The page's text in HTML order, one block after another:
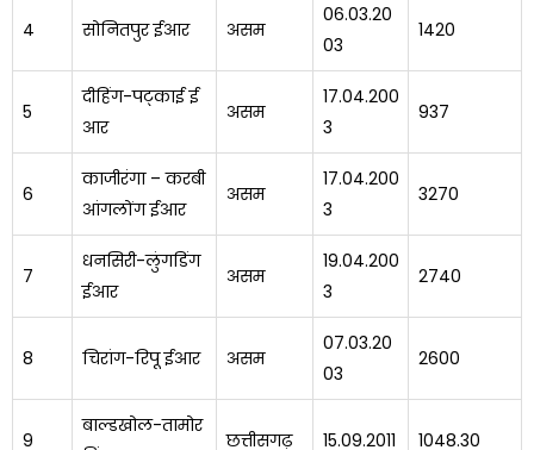
4 सोनितपुर ईआर असम
06.03.20
03
1420
5
दीहिंग-पट्काई ई
आर
असम
17.04.200
3
937
6
काजीरंगा – करबी
आंगलोंग ईआर
असम
17.04.200
3
3270
7
धनसिरी-लुंगडिंग
ईआर
असम
19.04.200
3
2740
8 चिरांग-रिपू ईआर असम
07.03.20
03
2600
9
बाल्डखोल-तामोर
छत्तीसगढ़ 15.09.2011 1048.30